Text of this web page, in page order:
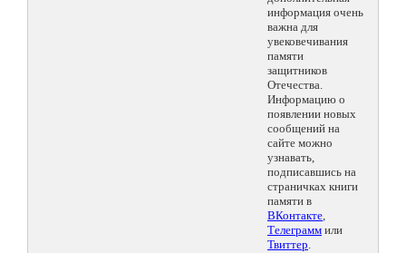
информация очень
важна для
увековечивания
памяти
защитников
Отечества.
Информацию о
появлении новых
сообщений на
сайте можно
узнавать,
подписавшись на
страничках книги
памяти в
ВКонтакте,
Телеграмм или
Твиттер.